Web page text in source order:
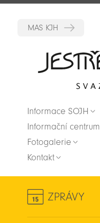
Informace SOJH
Informační centrum
Fotogalerie
Kontakt
ZPRÁVY